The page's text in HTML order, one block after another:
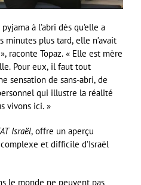
à l’abri dès qu’elle a
minutes plus tard, elle n’avait
raconte Topaz. « Elle est mère
Pour eux, il faut tout
sensation de sans-abri, de
qui illustre la réalité
vivons ici. »
Israël, offre un aperçu
et difficile d’Israël
le monde ne peuvent pas